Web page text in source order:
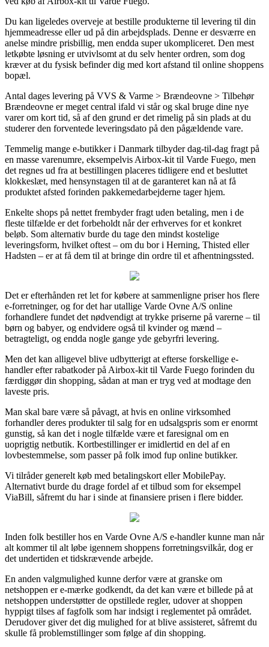
Du kan ligeledes overveje at bestille produkterne til levering til din
hjemmeadresse eller ud på din arbejdsplads. Denne er desværre en
anelse mindre prisbillig, men endda super ukompliceret. Den mest
letkøbte løsning er utvivlsomt at du selv henter ordren, som dog
kræver at du fysisk befinder dig med kort afstand til online shoppens
bopæl.
Antal dages levering på VVS & Varme > Brændeovne > Tilbehør
Brændeovne er meget central ifald vi står og skal bruge dine nye
varer om kort tid, så af den grund er det rimelig på sin plads at du
studerer den forventede leveringsdato på den pågældende vare.
Temmelig mange e-butikker i Danmark tilbyder dag-til-dag fragt på
en masse varenumre, eksempelvis Airbox-kit til Varde Fuego, men
det regnes ud fra at bestillingen placeres tidligere end et besluttet
klokkeslæt, med hensynstagen til at de garanteret kan nå at få
produktet afsted forinden pakkemedarbejderne tager hjem.
Enkelte shops på nettet frembyder fragt uden betaling, men i de
fleste tilfælde er det forbeholdt når der erhverves for et konkret
beløb. Som alternativ burde du tage den mindst kostelige
leveringsform, hvilket oftest – om du bor i Herning, Thisted eller
Hadsten – er at få dem til at bringe din ordre til et afhentningssted.
Det er efterhånden ret let for købere at sammenligne priser hos flere
e-forretninger, og for det har utallige Varde Ovne A/S online
forhandlere fundet det nødvendigt at trykke priserne på varerne – til
børn og babyer, og endvidere også til kvinder og mænd –
betragteligt, og endda nogle gange yde gebyrfri levering.
Men det kan alligevel blive udbytterigt at efterse forskellige e-
handler efter rabatkoder på Airbox-kit til Varde Fuego forinden du
færdiggør din shopping, sådan at man er tryg ved at modtage den
laveste pris.
Man skal bare være så påvagt, at hvis en online virksomhed
forhandler deres produkter til salg for en udsalgspris som er enormt
gunstig, så kan det i nogle tilfælde være et faresignal om en
uoprigtig netbutik. Kortbestillinger er imidlertid en del af en
lovbestemmelse, som passer på folk imod fup online butikker.
Vi tilråder generelt køb med betalingskort eller MobilePay.
Alternativt burde du drage fordel af et tilbud som for eksempel
ViaBill, såfremt du har i sinde at finansiere prisen i flere bidder.
Inden folk bestiller hos en Varde Ovne A/S e-handler kunne man når
alt kommer til alt løbe igennem shoppens forretningsvilkår, dog er
det undertiden et tidskrævende arbejde.
En anden valgmulighed kunne derfor være at granske om
netshoppen er e-mærke godkendt, da det kan være et billede på at
netshoppen understøtter de opstillede regler, udover at shoppen
hyppigt tilses af fagfolk som har indsigt i reglementet på området.
Derudover giver det dig mulighed for at blive assisteret, såfremt du
skulle få problemstillinger som følge af din shopping.